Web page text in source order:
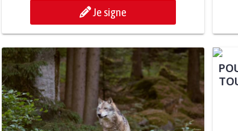
Je signe